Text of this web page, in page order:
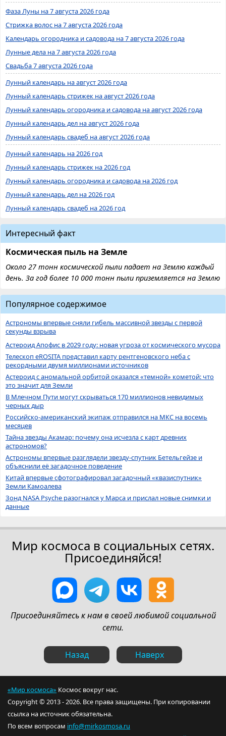
Фаза Луны на 7 августа 2026 года
Стрижка волос на 7 августа 2026 года
Календарь огородника и садовода на 7 августа 2026 года
Лунные дела на 7 августа 2026 года
Свадьба 7 августа 2026 года
Лунный календарь на август 2026 года
Лунный календарь стрижек на август 2026 года
Лунный календарь огородника и садовода на август 2026 года
Лунный календарь дел на август 2026 года
Лунный календарь свадеб на август 2026 года
Лунный календарь на 2026 год
Лунный календарь стрижек на 2026 год
Лунный календарь огородника и садовода на 2026 год
Лунный календарь дел на 2026 год
Лунный календарь свадеб на 2026 год
Интересный факт
Космическая пыль на Земле
Около 27 тонн космической пыли падает на Землю каждый
день. За год более 10 000 тонн пыли приземляется на Землю
Популярное содержимое
Астрономы впервые сняли гибель массивной звезды с первой
секунды взрыва
Астероид Апофис в 2029 году: новая угроза от космического мусора
Телескоп eROSITA представил карту рентгеновского неба с
рекордными двумя миллионами источников
Астероид с аномальной орбитой оказался «темной» кометой: что
это значит для Земли
В Млечном Пути могут скрываться 170 миллионов невидимых
черных дыр
Российско-американский экипаж отправился на МКС на восемь
месяцев
Тайна звезды Акамар: почему она исчезла с карт древних
астрономов?
Астрономы впервые разглядели звезду-спутник Бетельгейзе и
объяснили её загадочное поведение
Китай впервые сфотографировал загадочный «квазиспутник»
Земли Камоалева
Зонд NASA Psyche разогнался у Марса и прислал новые снимки и
данные
Мир космоса в социальных сетях.
Присоединяйся!
Присоединяйтесь к нам в своей любимой социальной
сети.
Назад Наверх
«Мир космоса» Космос вокруг нас.
Copyright © 2013 - 2026. Все права защищены. При копировании
ссылка на источник обязательна.
По всем вопросам info@mirkosmosa.ru